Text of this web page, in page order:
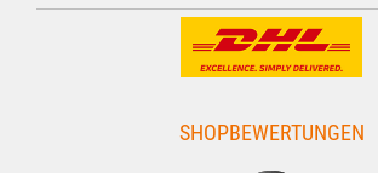
SHOPBEWERTUNGEN